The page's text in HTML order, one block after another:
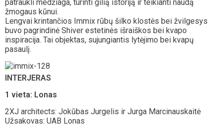
patraukli medžiaga, turinti gilią istoriją ir teikianti naudą
žmogaus kūnui.
Lengvai krintančios Immix rūbų šilko klostės bei žvilgesys
buvo pagrindinė Shiver estetinės išraiškos bei kvapo
inspiracija. Tai objektas, sujungiantis lytėjimo bei kvapų
pasaulį.
INTERJERAS
1 vieta: Lonas
2XJ architects: Jokūbas Jurgelis ir Jurga Marcinauskaitė
Užsakovas: UAB Lonas